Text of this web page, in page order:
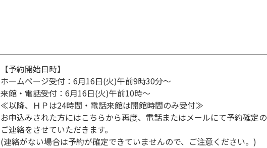
【予約開始日時】
ホームページ受付：6月16日(火)午前9時30分～
来館・電話受付：6月16日(火)午前10時～
≪以降、ＨＰは24時間・電話来館は開館時間のみ受付≫
お申込みされた方にはこちらから再度、電話またはメールにて予約確定の
ご連絡をさせていただきます。
(連絡がない場合は予約が確定できていませんので、ご注意ください。)